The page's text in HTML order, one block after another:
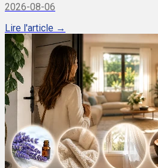
2026-08-06
Lire l'article →